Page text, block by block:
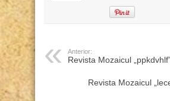
Anterior:
Revista Mozaicul
Revista Mozaicul